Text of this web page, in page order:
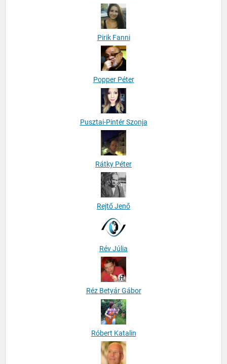
Pirik Fanni
Popper Péter
Pusztai-Pintér Szonja
Rátky Péter
Rejtő Jenő
Rév Júlia
Réz Betyár Gábor
Róbert Katalin